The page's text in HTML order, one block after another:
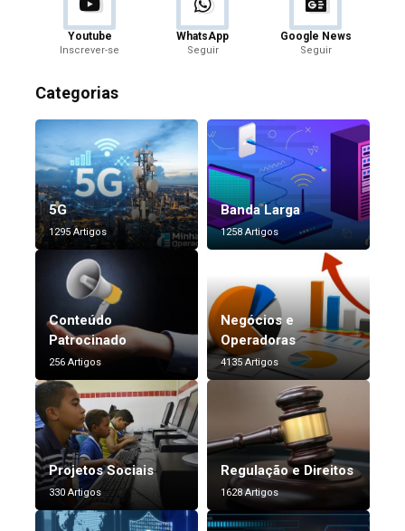
Youtube
Inscrever-se
WhatsApp
Seguir
Google News
Seguir
Categorias
5G
1295 Artigos
Banda Larga
1258 Artigos
Conteúdo
Patrocinado
256 Artigos
Negócios e
Operadoras
4135 Artigos
Projetos Sociais
330 Artigos
Regulação e Direitos
1628 Artigos